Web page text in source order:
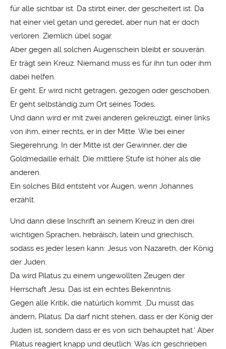
für alle sichtbar ist. Da stirbt einer, der gescheitert ist. Da
hat einer viel getan und geredet, aber nun hat er doch
verloren. Ziemlich übel sogar.
Aber gegen all solchen Augenschein bleibt er souverän.
Er trägt sein Kreuz. Niemand muss es für ihn tun oder ihm
dabei helfen.
Er geht. Er wird nicht getragen, gezogen oder geschoben.
Er geht selbständig zum Ort seines Todes.
Und dann wird er mit zwei anderen gekreuzigt, einer links
von ihm, einer rechts, er in der Mitte. Wie bei einer
Siegerehrung. In der Mitte ist der Gewinner, der die
Goldmedaille erhält. Die mittlere Stufe ist höher als die
anderen.
Ein solches Bild entsteht vor Augen, wenn Johannes
erzählt.
Und dann diese Inschrift an seinem Kreuz in den drei
wichtigen Sprachen, hebräisch, latein und griechisch,
sodass es jeder lesen kann: Jesus von Nazareth, der König
der Juden.
Da wird Pilatus zu einem ungewollten Zeugen der
Herrschaft Jesu. Das ist ein echtes Bekenntnis.
Gegen alle Kritik, die natürlich kommt. ‚Du musst das
ändern, Pilatus. Da darf nicht stehen, dass er der König der
Juden ist, sondern dass er es von sich behauptet hat.‘ Aber
Pilatus reagiert knapp und deutlich: Was ich geschrieben